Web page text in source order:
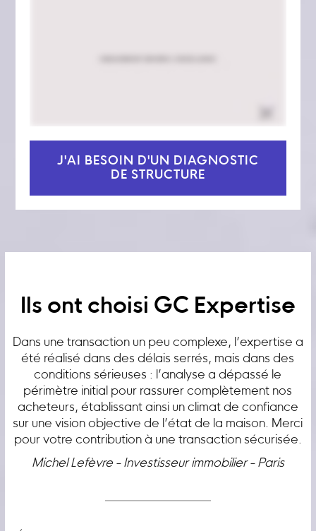
J'AI BESOIN D'UN DIAGNOSTIC
DE STRUCTURE
Ils ont choisi GC Expertise
Dans une transaction un peu complexe, l’expertise a
été réalisé dans des délais serrés, mais dans des
conditions sérieuses : l’analyse a dépassé le
périmètre initial pour rassurer complètement nos
acheteurs, établissant ainsi un climat de confiance
sur une vision objective de l’état de la maison. Merci
pour votre contribution à une transaction sécurisée.
Michel Lefèvre - Investisseur immobilier - Paris